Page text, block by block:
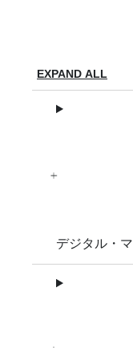
EXPAND ALL
デジタル・